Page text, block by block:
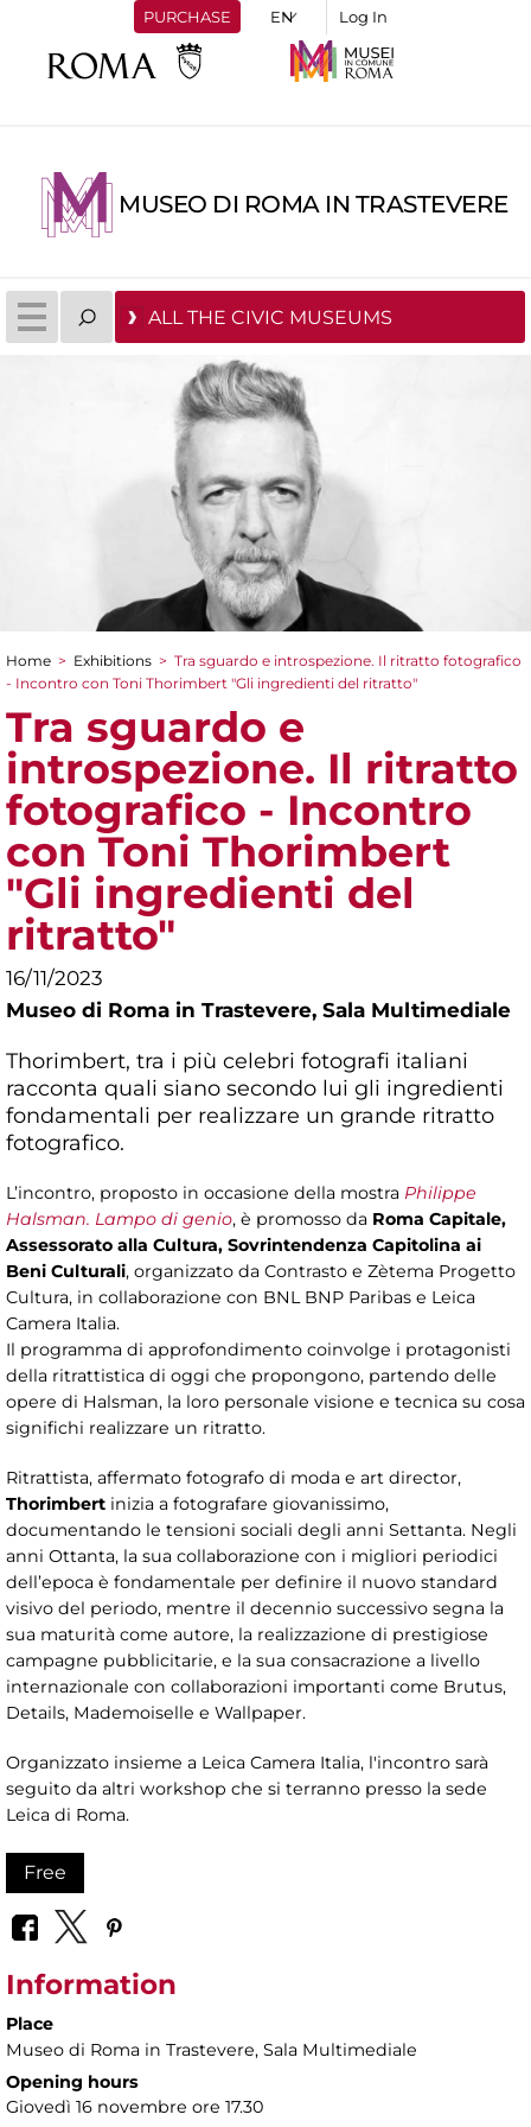
PURCHASE Log In
MUSEO DI ROMA IN TRASTEVERE
ALL THE CIVIC MUSEUMS
You are here
Home > Exhibitions > Tra sguardo e introspezione. Il ritratto fotografico
- Incontro con Toni Thorimbert "Gli ingredienti del ritratto"
Tra sguardo e
introspezione. Il ritratto
fotografico - Incontro
con Toni Thorimbert
"Gli ingredienti del
ritratto"
16/11/2023
Museo di Roma in Trastevere, Sala Multimediale
Thorimbert, tra i più celebri fotografi italiani
racconta quali siano secondo lui gli ingredienti
fondamentali per realizzare un grande ritratto
fotografico.
L’incontro, proposto in occasione della mostra Philippe
Halsman. Lampo di genio, è promosso da Roma Capitale,
Assessorato alla Cultura, Sovrintendenza Capitolina ai
Beni Culturali, organizzato da Contrasto e Zètema Progetto
Cultura, in collaborazione con BNL BNP Paribas e Leica
Camera Italia.
Il programma di approfondimento coinvolge i protagonisti
della ritrattistica di oggi che propongono, partendo delle
opere di Halsman, la loro personale visione e tecnica su cosa
significhi realizzare un ritratto.
Ritrattista, affermato fotografo di moda e art director,
Thorimbert inizia a fotografare giovanissimo,
documentando le tensioni sociali degli anni Settanta. Negli
anni Ottanta, la sua collaborazione con i migliori periodici
dell’epoca è fondamentale per definire il nuovo standard
visivo del periodo, mentre il decennio successivo segna la
sua maturità come autore, la realizzazione di prestigiose
campagne pubblicitarie, e la sua consacrazione a livello
internazionale con collaborazioni importanti come Brutus,
Details, Mademoiselle e Wallpaper.
Organizzato insieme a Leica Camera Italia, l'incontro sarà
seguito da altri workshop che si terranno presso la sede
Leica di Roma.
Free
Information
Place
Museo di Roma in Trastevere, Sala Multimediale
Opening hours
Giovedì 16 novembre ore 17.30